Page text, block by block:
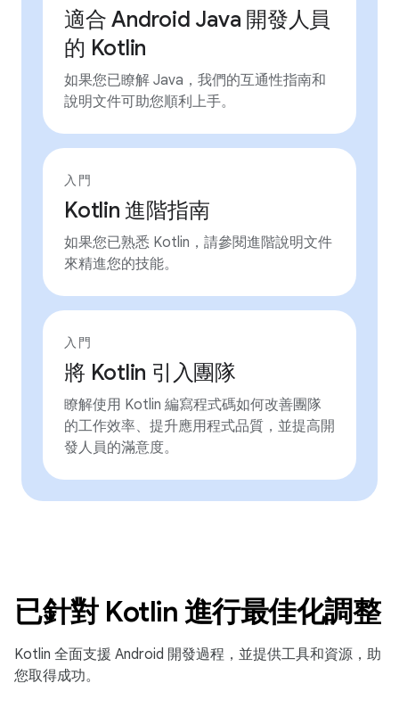
適合 Android Java 開發人員
的 Kotlin
如果您已瞭解 Java，我們的互通性指南和
說明文件可助您順利上手。
入門
Kotlin 進階指南
如果您已熟悉 Kotlin，請參閱進階說明文件
來精進您的技能。
入門
將 Kotlin 引入團隊
瞭解使用 Kotlin 編寫程式碼如何改善團隊
的工作效率、提升應用程式品質，並提高開
發人員的滿意度。
已針對 Kotlin 進行最佳化調整
Kotlin 全面支援 Android 開發過程，並提供工具和資源，助
您取得成功。